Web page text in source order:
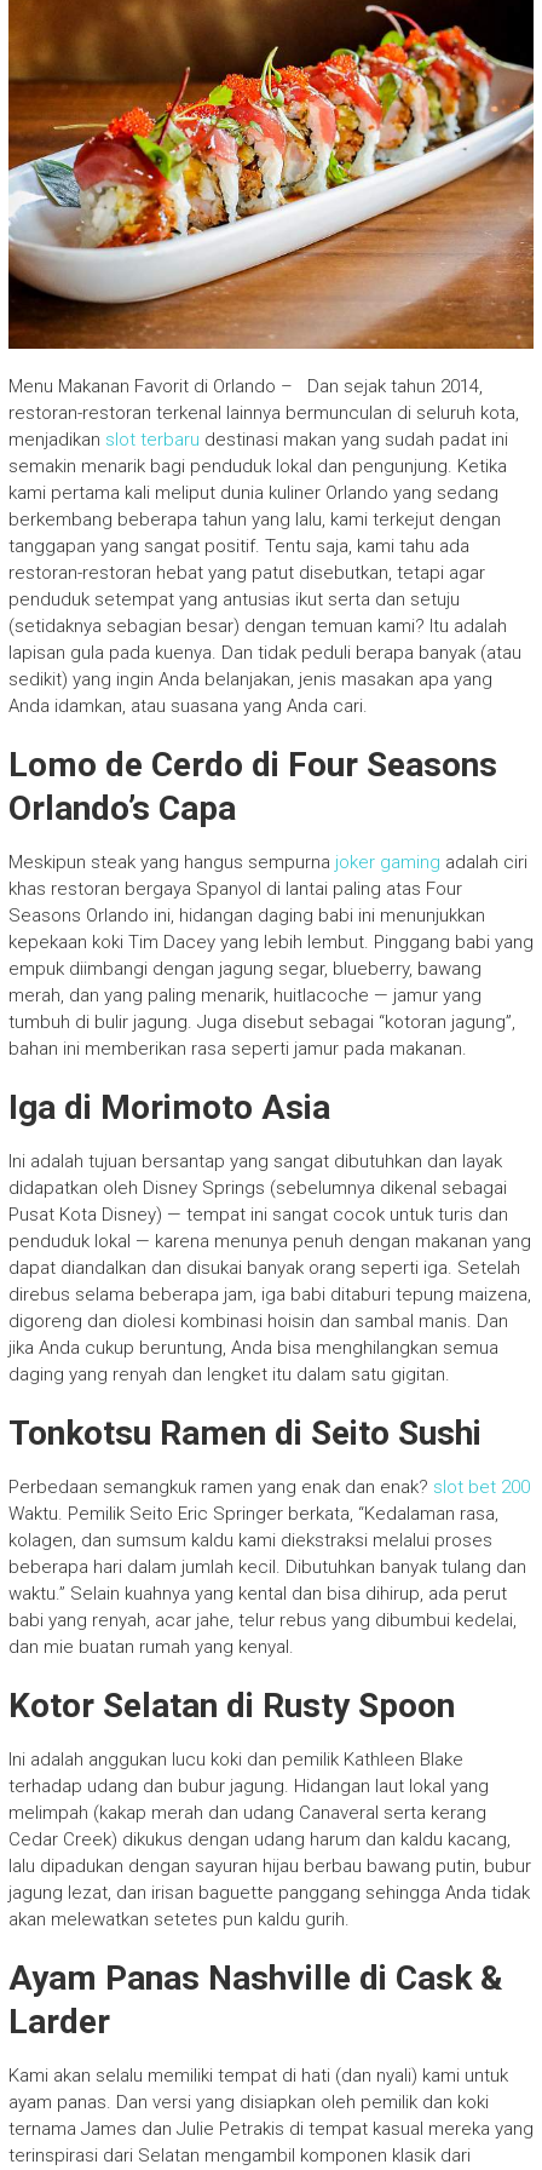
Menu Makanan Favorit di Orlando – Dan sejak tahun 2014,
restoran-restoran terkenal lainnya bermunculan di seluruh kota,
menjadikan slot terbaru destinasi makan yang sudah padat ini
semakin menarik bagi penduduk lokal dan pengunjung. Ketika
kami pertama kali meliput dunia kuliner Orlando yang sedang
berkembang beberapa tahun yang lalu, kami terkejut dengan
tanggapan yang sangat positif. Tentu saja, kami tahu ada
restoran-restoran hebat yang patut disebutkan, tetapi agar
penduduk setempat yang antusias ikut serta dan setuju
(setidaknya sebagian besar) dengan temuan kami? Itu adalah
lapisan gula pada kuenya. Dan tidak peduli berapa banyak (atau
sedikit) yang ingin Anda belanjakan, jenis masakan apa yang
Anda idamkan, atau suasana yang Anda cari.
Lomo de Cerdo di Four Seasons
Orlando’s Capa
Meskipun steak yang hangus sempurna joker gaming adalah ciri
khas restoran bergaya Spanyol di lantai paling atas Four
Seasons Orlando ini, hidangan daging babi ini menunjukkan
kepekaan koki Tim Dacey yang lebih lembut. Pinggang babi yang
empuk diimbangi dengan jagung segar, blueberry, bawang
merah, dan yang paling menarik, huitlacoche — jamur yang
tumbuh di bulir jagung. Juga disebut sebagai “kotoran jagung”,
bahan ini memberikan rasa seperti jamur pada makanan.
Iga di Morimoto Asia
Ini adalah tujuan bersantap yang sangat dibutuhkan dan layak
didapatkan oleh Disney Springs (sebelumnya dikenal sebagai
Pusat Kota Disney) — tempat ini sangat cocok untuk turis dan
penduduk lokal — karena menunya penuh dengan makanan yang
dapat diandalkan dan disukai banyak orang seperti iga. Setelah
direbus selama beberapa jam, iga babi ditaburi tepung maizena,
digoreng dan diolesi kombinasi hoisin dan sambal manis. Dan
jika Anda cukup beruntung, Anda bisa menghilangkan semua
daging yang renyah dan lengket itu dalam satu gigitan.
Tonkotsu Ramen di Seito Sushi
Perbedaan semangkuk ramen yang enak dan enak? slot bet 200
Waktu. Pemilik Seito Eric Springer berkata, “Kedalaman rasa,
kolagen, dan sumsum kaldu kami diekstraksi melalui proses
beberapa hari dalam jumlah kecil. Dibutuhkan banyak tulang dan
waktu.” Selain kuahnya yang kental dan bisa dihirup, ada perut
babi yang renyah, acar jahe, telur rebus yang dibumbui kedelai,
dan mie buatan rumah yang kenyal.
Kotor Selatan di Rusty Spoon
Ini adalah anggukan lucu koki dan pemilik Kathleen Blake
terhadap udang dan bubur jagung. Hidangan laut lokal yang
melimpah (kakap merah dan udang Canaveral serta kerang
Cedar Creek) dikukus dengan udang harum dan kaldu kacang,
lalu dipadukan dengan sayuran hijau berbau bawang putin, bubur
jagung lezat, dan irisan baguette panggang sehingga Anda tidak
akan melewatkan setetes pun kaldu gurih.
Ayam Panas Nashville di Cask &
Larder
Kami akan selalu memiliki tempat di hati (dan nyali) kami untuk
ayam panas. Dan versi yang disiapkan oleh pemilik dan koki
ternama James dan Julie Petrakis di tempat kasual mereka yang
terinspirasi dari Selatan mengambil komponen klasik dari